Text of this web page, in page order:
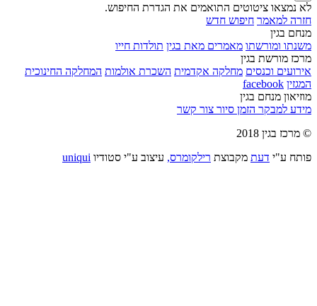
לא נמצאו ציטוטים התואמים את הגדרת החיפוש.
חזרה למאמר חיפוש חדש
מנחם בגין
משנתו ומורשתו מאמרים מאת בגין תולדות חייו
מרכז מורשת בגין
אירועים וכנסים מחלקה אקדמית השכרת אולמות המחלקה החינוכית
המגזין facebook
מוזיאון מנחם בגין
מידע למבקר הזמן סיור צור קשר
© מרכז בגין 2018
פותח ע"י דעת מקבוצת רילקומרס, עיצוב ע"י סטודיו uniqui